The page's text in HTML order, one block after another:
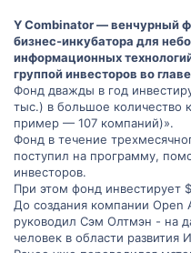
Y Combinator — венчурный
бизнес-инкубатора для
информационных
группой инвесторов во
Фонд дважды в год
тыс.) в большое количество
пример — 107 компаний)».
Фонд в течение
поступил на программу,
инвесторов.
При этом фонд инвестирует
До создания компании Open
руководил Сэм Олтмэн - на
человек в области развития